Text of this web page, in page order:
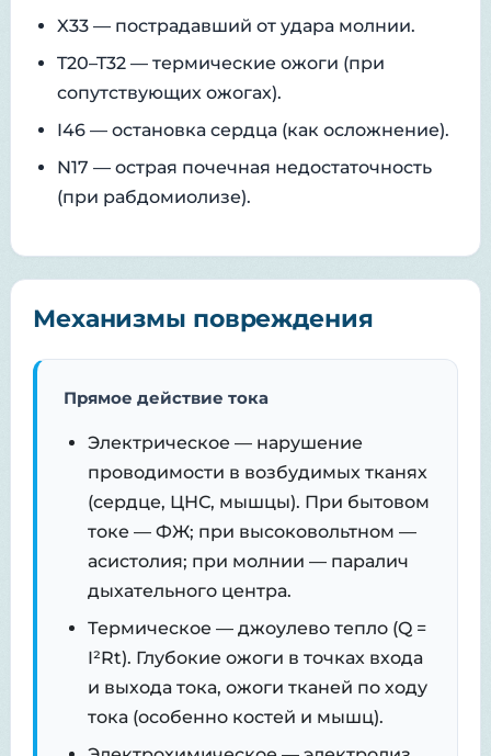
X33 — пострадавший от удара молнии.
T20–T32 — термические ожоги (при
сопутствующих ожогах).
I46 — остановка сердца (как осложнение).
N17 — острая почечная недостаточность
(при рабдомиолизе).
Механизмы повреждения
Прямое действие тока
Электрическое — нарушение
проводимости в возбудимых тканях
(сердце, ЦНС, мышцы). При бытовом
токе — ФЖ; при высоковольтном —
асистолия; при молнии — паралич
дыхательного центра.
Термическое — джоулево тепло (Q =
I²Rt). Глубокие ожоги в точках входа
и выхода тока, ожоги тканей по ходу
тока (особенно костей и мышц).